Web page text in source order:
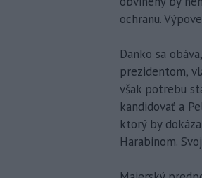
ochranu.
Danko sa
prezidentom,
však potrebu
kandidovať a
ktorý by
Harabinom.